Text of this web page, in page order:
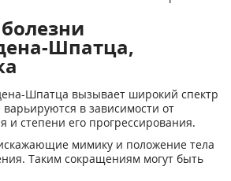
Шпатца,
Шпатца вызывает широкий спектр
в зависимости от
и степени его прогрессирования.
мимику и положение тела
Таким сокращениям могут быть